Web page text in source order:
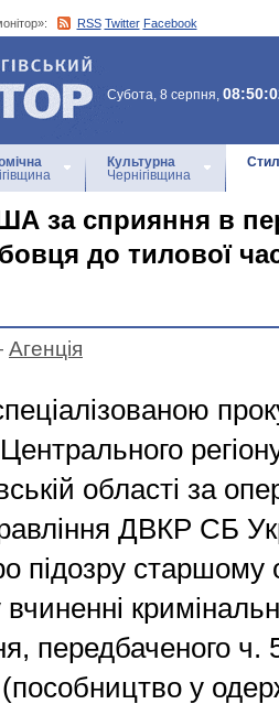
RSS Twitter Facebook
Субота, 8 серпня,
Культурна
Чернігівщина
за сприяння в
до тилової
Агенцiя
області за
ДВКР СБ
підозру старшому
передбаченого ч.
у